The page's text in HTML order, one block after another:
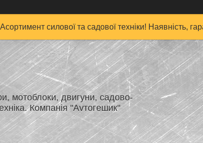
Асортимент силової та садової техніки! Наявність,
мотоблоки, двигуни, садово-
Компанія "Аvтогешик"